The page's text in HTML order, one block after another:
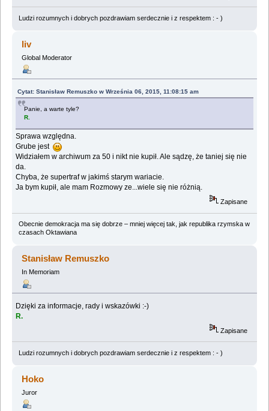
Ludzi rozumnych i dobrych pozdrawiam serdecznie i z respektem : - )
liv
Global Moderator
Cytat: Stanisław Remuszko w Września 06, 2015, 11:08:15 am
Panie, a warte tyle?
R.
Sprawa względna.
Grube jest
Widziałem w archiwum za 50 i nikt nie kupił. Ale sądzę, że taniej się nie
da.
Chyba, że supertraf w jakimś starym wariacie.
Ja bym kupił, ale mam Rozmowy ze...wiele się nie różnią.
Zapisane
Obecnie demokracja ma się dobrze – mniej więcej tak, jak republika rzymska w
czasach Oktawiana
Stanisław Remuszko
In Memoriam
Dzięki za informacje, rady i wskazówki :-)
R.
Zapisane
Ludzi rozumnych i dobrych pozdrawiam serdecznie i z respektem : - )
Hoko
Juror